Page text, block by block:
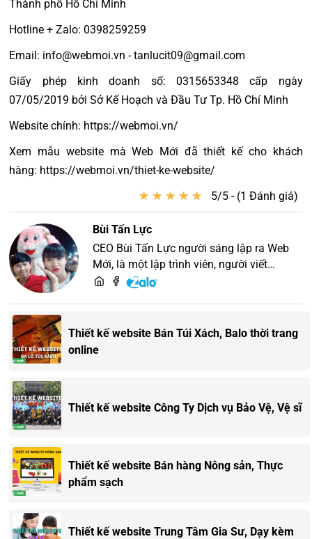
Thành phố Hồ Chí Minh
Hotline + Zalo: 0398259259
Email: info@webmoi.vn - tanlucit09@gmail.com
Giấy phép kinh doanh số: 0315653348 cấp ngày
07/05/2019 bởi Sở Kế Hoạch và Đầu Tư Tp. Hồ Chí Minh
Website chính: https://webmoi.vn/
Xem mẫu website mà Web Mới đã thiết kế cho khách
hàng: https://webmoi.vn/thiet-ke-website/
★ ★ ★ ★ ★
★ ★ ★ ★ ★ 5/5 - (1 Đánh giá)
Bùi Tấn Lực
CEO Bùi Tấn Lực người sáng lập ra Web
Mới, là một lập trình viên, người viết
content, chuyên tư vấn các vấn đề về
Thiết kế website Bán Túi Xách, Balo thời trang
online
Thiết kế website Công Ty Dịch vụ Bảo Vệ, Vệ sĩ
Thiết kế website Bán hàng Nông sản, Thực
phẩm sạch
Thiết kế website Trung Tâm Gia Sư, Dạy kèm